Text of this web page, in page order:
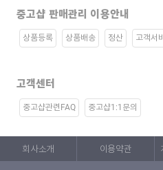
중고샵 판매관리 이용안내
상품등록 상품배송 정산 고객서
고객센터
중고샵관련FAQ 중고샵1:1문의
회사소개 이용약관